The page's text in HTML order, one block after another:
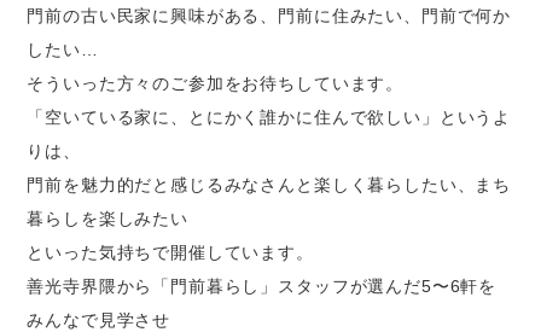
門前の古い民家に興味がある、門前に住みたい、門前で何か
したい…
そういった方々のご参加をお待ちしています。
「空いている家に、とにかく誰かに住んで欲しい」というよ
りは、
門前を魅力的だと感じるみなさんと楽しく暮らしたい、まち
暮らしを楽しみたい
といった気持ちで開催しています。
善光寺界隈から「門前暮らし」スタッフが選んだ5〜6軒を
みんなで見学させ